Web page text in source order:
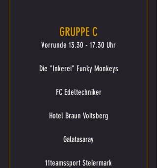
GRUPPE C
Vorrunde 13.30 - 17.30 Uhr
Die "Inkerei" Funky Monkeys
FC Edeltechniker
Hotel Braun Voitsberg
Galatasaray
11teamssport Steiermark